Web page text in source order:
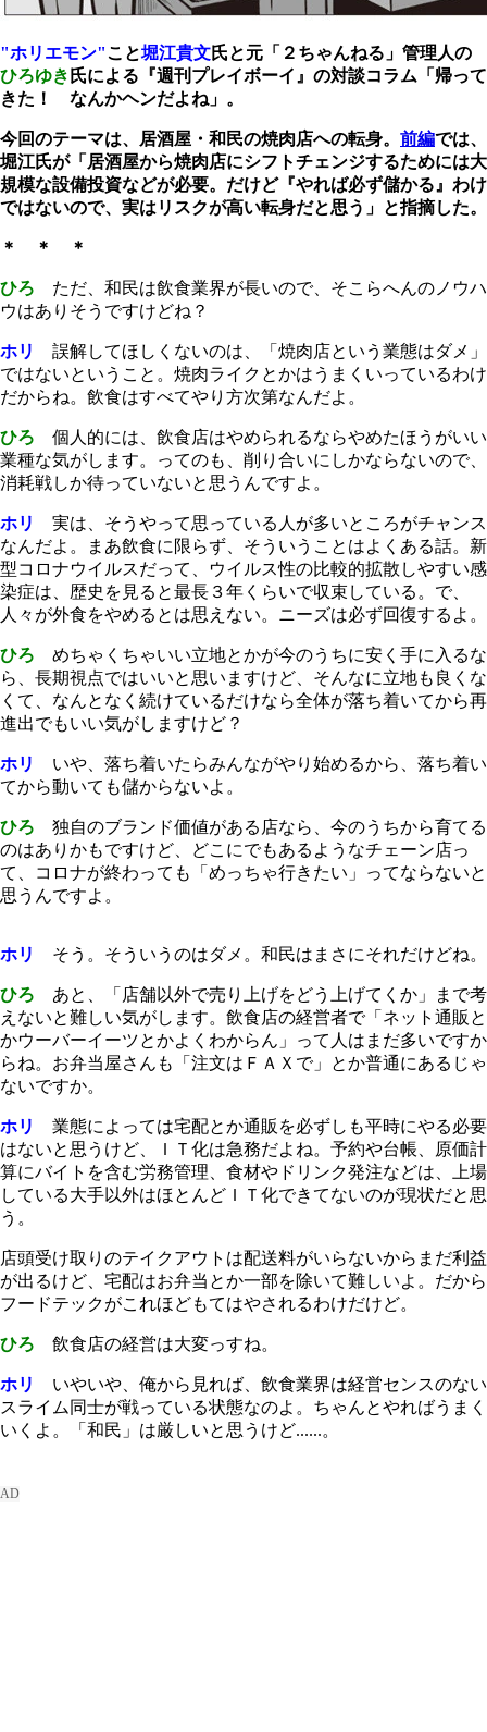
"ホリエモン"こと堀江貴文氏と元「２ちゃんねる」管理人の
ひろゆき 氏による『週刊プレイボーイ』の対談コラム「帰って
きた！ なんかヘンだよね」。
今回のテーマは、居酒屋・和民の焼肉店への転身。 前編では、
堀江氏が「居酒屋から焼肉店にシフトチェンジするためには大
規模な設備投資などが必要。だけど『やれば必ず儲かる』わけ
ではないので、実はリスクが高い転身だと思う」と指摘した。
＊ ＊ ＊
ひろ ただ、和民は飲食業界が長いので、そこらへんのノウハ
ウはありそうですけどね？
ホリ
誤解してほしくないのは、「焼肉店という業態はダメ」
ではないということ。焼肉ライクとかはうまくいっているわけ
だからね。飲食はすべてやり方次第なんだよ。
ひろ
個人的には、飲食店はやめられるならやめたほうがいい
業種な気がします。ってのも、削り合いにしかならないので、
消耗戦しか待っていないと思うんですよ。
ホリ
実は、そうやって思っている人が多いところがチャンス
なんだよ。まあ飲食に限らず、そういうことはよくある話。新
型コロナウイルスだって、ウイルス性の比較的拡散しやすい感
染症は、歴史を見ると最長３年くらいで収束している。で、
人々が外食をやめるとは思えない。ニーズは必ず回復するよ。
ひろ めちゃくちゃいい立地とかが今のうちに安く手に入るな
ら、長期視点ではいいと思いますけど、そんなに立地も良くな
くて、なんとなく続けているだけなら全体が落ち着いてから再
進出でもいい気がしますけど？
ホリ
いや、落ち着いたらみんながやり始めるから、落ち着い
てから動いても儲からないよ。
ひろ 独自のブランド価値がある店なら、今のうちから育てる
のはありかもですけど、どこにでもあるようなチェーン店っ
て、コロナが終わっても「めっちゃ行きたい」ってならないと
思うんですよ。
ホリ そう。そういうのはダメ。和民はまさにそれだけどね。
ひろ あと、「店舗以外で売り上げをどう上げてくか」まで考
えないと難しい気がします。飲食店の経営者で「ネット通販と
かウーバーイーツとかよくわからん」って人はまだ多いですか
らね。お弁当屋さんも「注文はＦＡＸで」とか普通にあるじゃ
ないですか。
ホリ
業態によっては宅配とか通販を必ずしも平時にやる必要
はないと思うけど、ＩＴ化は急務だよね。予約や台帳、原価計
算にバイトを含む労務管理、食材やドリンク発注などは、上場
している大手以外はほとんどＩＴ化できてないのが現状だと思
う。
店頭受け取りのテイクアウトは配送料がいらないからまだ利益
が出るけど、宅配はお弁当とか一部を除いて難しいよ。だから
フードテックがこれほどもてはやされるわけだけど。
ひろ 飲食店の経営は大変っすね。
ホリ
いやいや、俺から見れば、飲食業界は経営センスのない
スライム同士が戦っている状態なのよ。ちゃんとやればうまく
いくよ。「和民」は厳しいと思うけど......。